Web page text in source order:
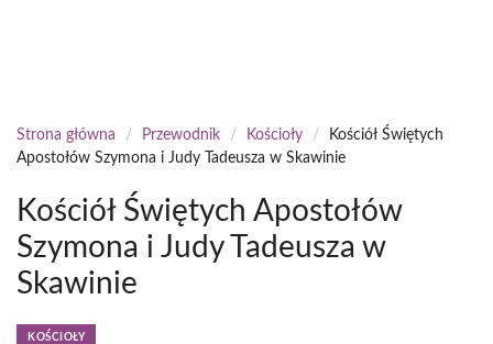
Strona główna / Przewodnik / Kościoły /
Kościół Świętych
Apostołów Szymona i Judy Tadeusza w Skawinie
Kościół Świętych Apostołów
Szymona i Judy Tadeusza w
Skawinie
KOŚCIOŁY